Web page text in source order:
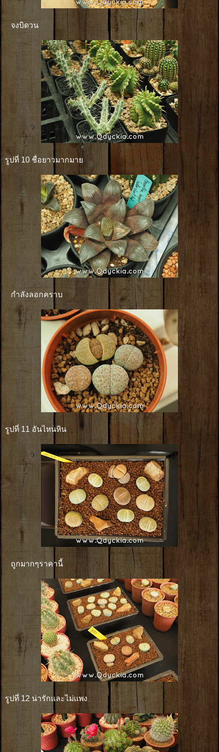
จงบิดวน
รูปที่ 10 ชื่อยาวมากมาย
กำลังลอกคราบ
รูปที่ 11 อันไหนหิน
ถูกมากๆราคานี้
รูปที่ 12 น่ารักและไม่เเพง